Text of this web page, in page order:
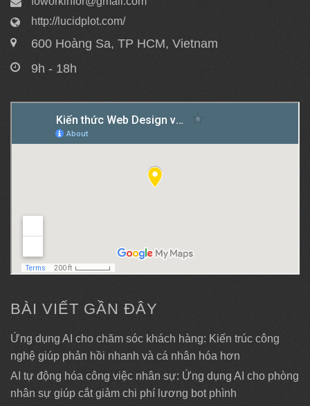
http://lucidplot.com/
600 Hoàng Sa, TP HCM, Vietnam
9h - 18h
BÀI VIẾT GẦN ĐÂY
Ứng dụng AI cho chăm sóc khách hàng: Kiến trúc công
nghệ giúp phản hồi nhanh và cá nhân hóa hơn
AI tự động hóa công việc nhân sự: Ứng dụng AI cho phòng
nhân sự giúp cắt giảm chi phí lương bot phình